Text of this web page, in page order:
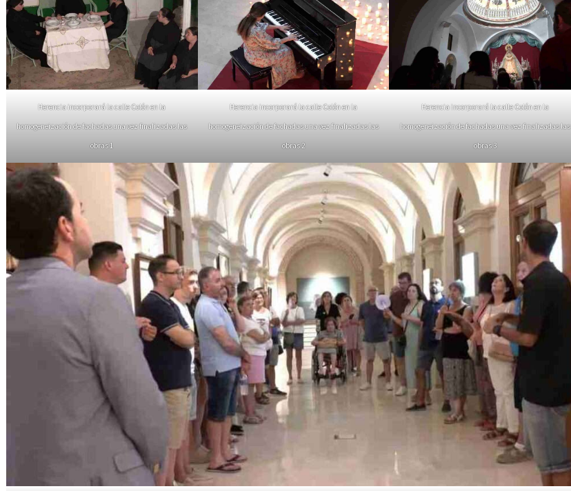
Herencia incorporará la calle Colón en la
homogeneización de fachadas una vez finalizadas las
obras 1
Herencia incorporará la calle Colón en la
homogeneización de fachadas una vez finalizadas las
obras 2
Herencia incorporará la calle Colón en la
homogeneización de fachadas una vez finalizadas las
obras 3